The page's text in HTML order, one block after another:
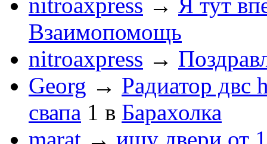
Взаимопомощь
nitroaxpress →
Georg → Радиатор двс
свапа 1 в Барахолка